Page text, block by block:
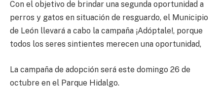
Con el objetivo de brindar una segunda oportunidad a
perros y gatos en situación de resguardo, el Municipio
de León llevará a cabo la campaña ¡Adóptale!, porque
todos los seres sintientes merecen una oportunidad,
La campaña de adopción será este domingo 26 de
octubre en el Parque Hidalgo.